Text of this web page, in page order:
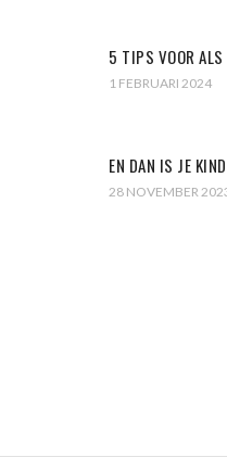
5 TIPS VOOR ALS
1 FEBRUARI 2024
EN DAN IS JE
28 NOVEMBER